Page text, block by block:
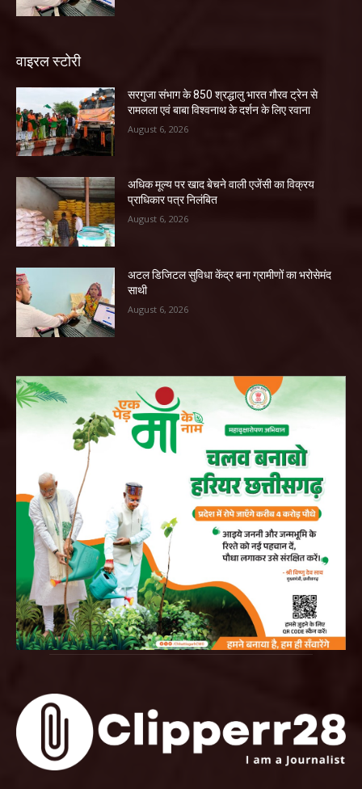
वाइरल स्टोरी
सरगुजा संभाग के 850 श्रद्धालु भारत गौरव ट्रेन से
रामलला एवं बाबा विश्वनाथ के दर्शन के लिए रवाना
August 6, 2026
अधिक मूल्य पर खाद बेचने वाली एजेंसी का विक्रय
प्राधिकार पत्र निलंबित
August 6, 2026
अटल डिजिटल सुविधा केंद्र बना ग्रामीणों का भरोसेमंद
साथी
August 6, 2026